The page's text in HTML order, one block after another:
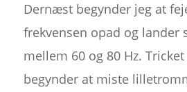
Dernæst begynder jeg at
frekvensen opad og lander
mellem 60 og 80 Hz.
begynder at miste